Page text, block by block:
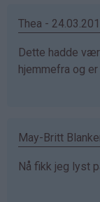
Thea -
Dette hadde
hjemmefra og
May-Britt
Nå fikk jeg lyst